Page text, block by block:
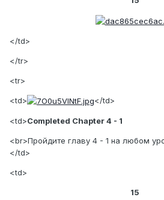
</td>
</tr>
<tr>
<td> </td>
<td>Completed Chapter 4 - 1
<br>Пройдите главу 4 - 1 на любом
</td>
<td>
15